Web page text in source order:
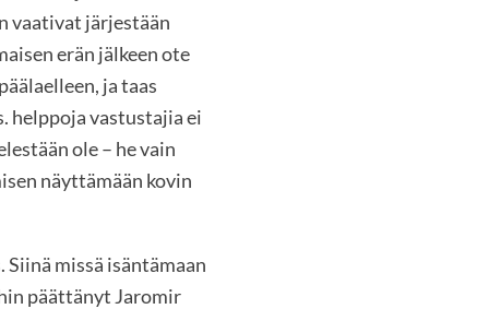
vaativat järjestään
erän jälkeen ote
ja taas
helppoja vastustajia ei
ole – he vain
näyttämään kovin
missä isäntämaan
päättänyt Jaromir